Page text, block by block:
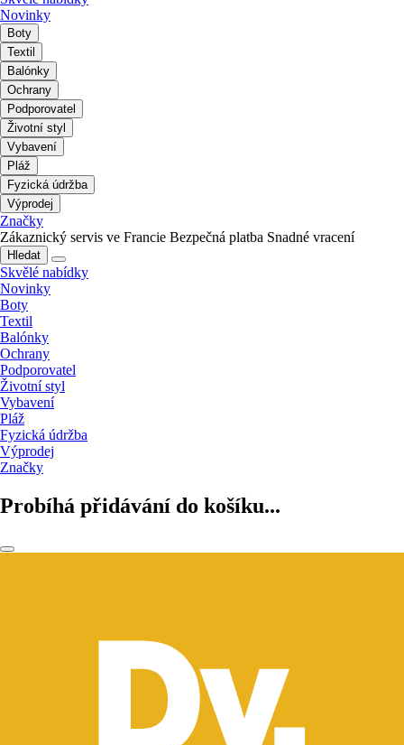
Novinky
Boty
Textil
Balónky
Ochrany
Podporovatel
Životní styl
Vybavení
Pláž
Fyzická údržba
Výprodej
Značky
Zákaznický servis ve Francie Bezpečná platba Snadné vracení
Hledat
Skvělé nabídky
Novinky
Boty
Textil
Balónky
Ochrany
Podporovatel
Životní styl
Vybavení
Pláž
Fyzická údržba
Výprodej
Značky
Probíhá přidávání do košíku...